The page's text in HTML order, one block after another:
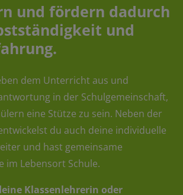
und fördern dadurch
und
dem Unterricht aus und
in der Schulgemeinschaft,
eine Stütze zu sein. Neben der
du auch deine individuelle
und hast gemeinsame
im Lebensort Schule.
Klassenlehrerin oder